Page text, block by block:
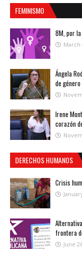
FEMINISMO
8M, por
March
Ángela
de
Irene
corazón
DERECHOS HUMANOS
Crisis
frontera
June